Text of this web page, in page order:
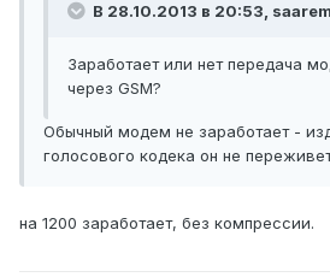
В 28.10.2013 в 20:53,
Заработает или нет передача
через GSM?
Обычный модем не заработает -
голосового кодека он не
на 1200 заработает, без компрессии.